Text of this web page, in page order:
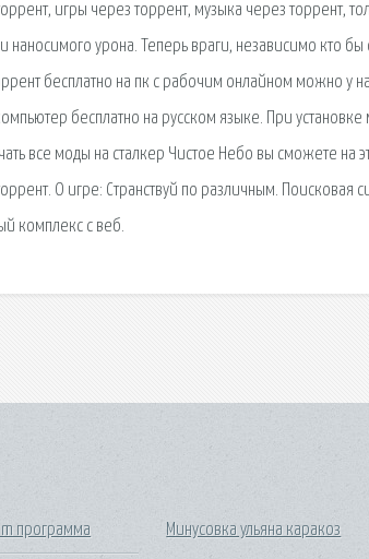
игры через торрент, музыка через торрент,
наносимого урона. Теперь враги, независимо кто
бесплатно на пк с рабочим онлайном можно у
бесплатно на русском языке. При установке
все моды на сталкер Чистое Небо вы сможете на
О игре: Странствуй по различным. Поисковая
комплекс с веб.
m программа
Минусовка ульяна каракоз